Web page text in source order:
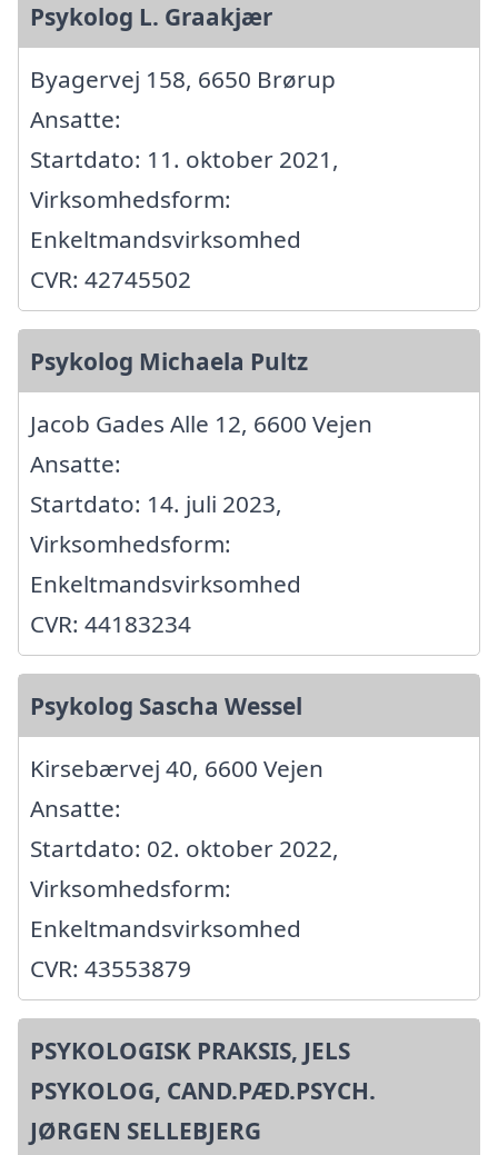
Psykolog L. Graakjær
Byagervej 158, 6650 Brørup
Ansatte:
Startdato: 11. oktober 2021,
Virksomhedsform:
Enkeltmandsvirksomhed
CVR: 42745502
Psykolog Michaela Pultz
Jacob Gades Alle 12, 6600 Vejen
Ansatte:
Startdato: 14. juli 2023,
Virksomhedsform:
Enkeltmandsvirksomhed
CVR: 44183234
Psykolog Sascha Wessel
Kirsebærvej 40, 6600 Vejen
Ansatte:
Startdato: 02. oktober 2022,
Virksomhedsform:
Enkeltmandsvirksomhed
CVR: 43553879
PSYKOLOGISK PRAKSIS, JELS
PSYKOLOG, CAND.PÆD.PSYCH.
JØRGEN SELLEBJERG